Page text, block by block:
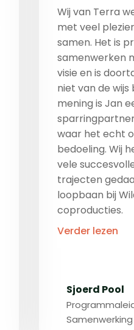
Wij van Terra
met veel
samen. Het is
samenwerken
visie en is
niet van de wijs
mening is Jan
waar het echt
bedoeling. Wij
vele
trajecten
loopbaan bij
coproducties.
Verder lezen
Sjoerd Pool